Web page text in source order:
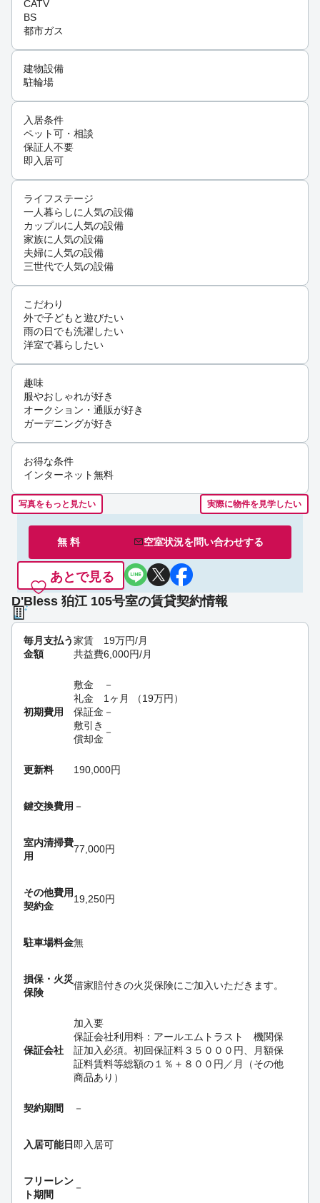
CATV
BS
都市ガス
建物設備
駐輪場
入居条件
ペット可・相談
保証人不要
即入居可
ライフステージ
一人暮らしに人気の設備
カップルに人気の設備
家族に人気の設備
夫婦に人気の設備
三世代で人気の設備
こだわり
外で子どもと遊びたい
雨の日でも洗濯したい
洋室で暮らしたい
趣味
服やおしゃれが好き
オークション・通販が好き
ガーデニングが好き
お得な条件
インターネット無料
写真をもっと見たい 実際に物件を見学したい
無 料 空室状況を問い合わせする
あとで見る
D'Bless 狛江 105号室の賃貸契約情報
毎月支払う
金額
家賃 19万円/月
共益費6,000円/月
初期費用
敷金
－
礼金
1ヶ月 （19万円 ）
保証金 －
敷引き
償却金
－
更新料 190,000円
鍵交換費用 －
室内清掃費
用
77,000円
その他費用
契約金
19,250円
駐車場料金無
損保・ 火災
保険
借家賠付きの火災保険にご加入いただきます。
保証会社
加入要
保証会社利用料：アールエムトラスト 機関保
証加入必須。初回保証料３５０００円、月額保
証料賃料等総額の１％＋８００円／月（その他
商品あり）
契約期間 －
入居可能日 即入居可
フリーレン
ト期間
－